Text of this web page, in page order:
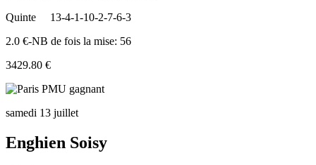
Quinte
13-4-1-10-2-7-6-3
2.0 €-NB de fois la mise: 56
3429.80 €
samedi 13 juillet
Enghien Soisy